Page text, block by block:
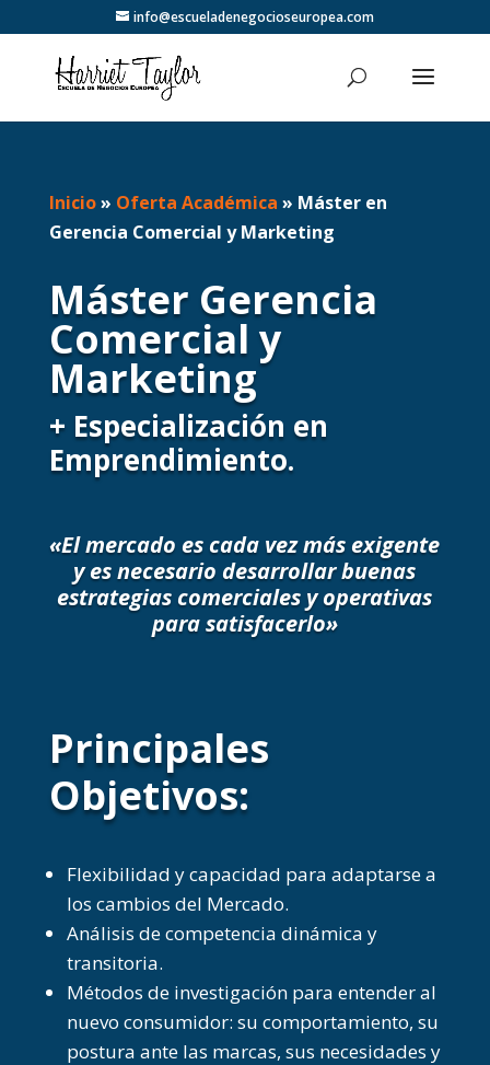
info@escueladenegocioseuropea.com
Inicio» Oferta Académica » Máster en
Gerencia Comercial y Marketing
Máster Gerencia
Comercial y
Marketing
+ Especialización en
Emprendimiento.
«El mercado es cada vez más exigente
y es necesario desarrollar buenas
estrategias comerciales y operativas
para satisfacerlo»
Principales
Objetivos:
Flexibilidad y capacidad para adaptarse a
los cambios del Mercado.
Análisis de competencia dinámica y
transitoria.
Métodos de investigación para entender al
nuevo consumidor: su comportamiento, su
postura ante las marcas, sus necesidades y